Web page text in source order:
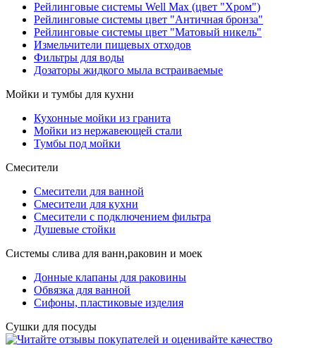
Рейлинговые системы Well Max (цвет "Хром")
Рейлинговые системы цвет "Античная бронза"
Рейлинговые системы цвет "Матовый никель"
Измельчители пищевых отходов
Фильтры для воды
Дозаторы жидкого мыла встраиваемые
Мойки и тумбы для кухни
Кухонные мойки из гранита
Мойки из нержавеющей стали
Тумбы под мойки
Смесители
Смесители для ванной
Смесители для кухни
Смесители с подключением фильтра
Душевые стойки
Системы слива для ванн,раковин и моек
Донные клапаны для раковины
Обвязка для ванной
Сифоны, пластиковые изделия
Сушки для посуды